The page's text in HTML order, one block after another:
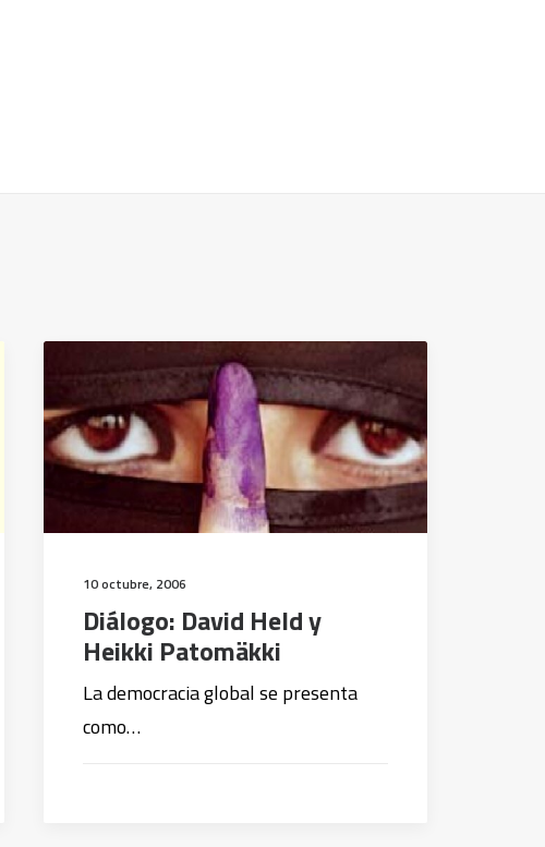
10 octubre, 2006
Diálogo: David Held y
Heikki Patomäkki
La democracia global se presenta
como…